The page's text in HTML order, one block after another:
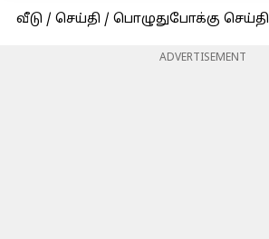
வீடு / செய்தி / பொழுதுபோக்கு செய்தி
ADVERTISEMENT